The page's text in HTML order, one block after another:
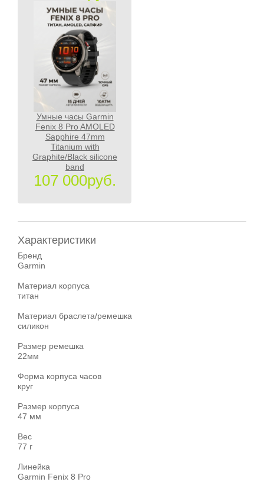
Умные часы Garmin
Fenix 8 Pro AMOLED
Sapphire 47mm
Titanium with
Graphite/Black silicone
band
107 000руб.
Характеристики
Бренд
Garmin
Материал корпуса
титан
Материал браслета/ремешка
силикон
Размер ремешка
22мм
Форма корпуса часов
круг
Размер корпуса
47 мм
Вес
77 г
Линейка
Garmin Fenix 8 Pro